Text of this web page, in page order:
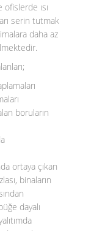
ısı
serin tutmak
daha az
boruların
ortaya çıkan
binaların
dayalı